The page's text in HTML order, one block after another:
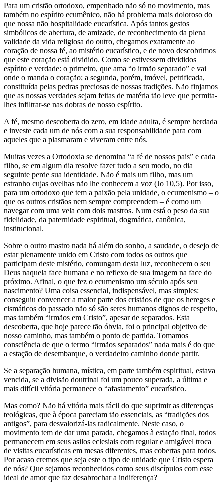
Para um cristão ortodoxo, empenhado não só no movimento, mas
também no espírito ecumênico, não há problema mais doloroso do
que nossa não hospitalidade eucarística. Após tantos gestos
simbólicos de abertura, de amizade, de reconhecimento da plena
validade da vida religiosa do outro, chegamos exatamente ao
coração de nossa fé, ao mistério eucarístico, e de novo descobrimos
que este coração está dividido. Como se estivessem divididos
espírito e verdade: o primeiro, que ama “o irmão separado” e vai
onde o manda o coração; a segunda, porém, imóvel, petrificada,
constituída pelas pedras preciosas de nossas tradições. Não finjamos
que as nossas verdades sejam feitas de matéria tão leve que permita-
lhes infiltrar-se nas dobras de nosso espírito.
A fé, mesmo descoberta do zero, em idade adulta, é sempre herdada
e investe cada um de nós com a sua responsabilidade para com
aqueles que a plasmaram e viveram entre nós.
Muitas vezes a Ortodoxia se denomina “a fé de nossos pais” e cada
filho, se em algum dia resolve fazer tudo a seu modo, no dia
seguinte perde sua identidade. Não é mais um filho, mas um
estranho cujas ovelhas não lhe conhecem a voz (Jo 10,5). Por isso,
para um ortodoxo que tem a paixão pela unidade, o ecumenismo – o
que os outros cristãos nem sempre compreendem – é como um
navegar com uma vela com dois mastros. Num está o peso da sua
fidelidade, da paternidade espiritual, dogmática, canônica,
institucional.
Sobre o outro mastro nada há além do sonho, a saudade, o desejo de
estar plenamente unido em Cristo com todos os outros que
participam deste mistério, comungam desta luz, reconhecem o seu
Deus naquela face humana e no reflexo de sua imagem na face do
próximo. Afinal, o que fez o ecumenismo um século após seu
nascimento? Uma coisa essencial, indispensável, mas simples:
conseguiu convencer a maior parte dos cristãos de que os hereges e
cismáticos do passado não só são seres humanos dignos de respeito,
mas também “irmãos em Cristo”, apesar de separados. Esta
descoberta, que hoje parece tão óbvia, foi o principal objetivo de
nosso caminho, mas também o ponto de partida. Tomamos
consciência de que o termo “irmãos separados” nada mais é do que
a estação de desembarque, o verdadeiro caminho donde partir.
Se a separação humana, mística, em parte também espiritual, estava
vencida, se a divisão doutrinal foi um pouco superada, a última e
mais difícil vitória permanece o “afastamento” eucarístico.
Mas como? Não há vitória mais fácil do que suprimir as diferenças
teológicas, que à época pareciam tão essenciais, as “tradições dos
antigos”, para desvalorizá-las radicalmente. Neste caso, o
movimento tem de dar uma parada, chegamos à estação final, todos
permanecem em seus asilos eclesiais com regular e amigável troca
de visitas eucarísticas em mesas diferentes, mas cobertas para todos.
Por acaso cremos que seja este o tipo de unidade que Cristo espera
de nós? Que sejamos reconhecidos como seus discípulos com esse
ideal de amor que faz desabrochar a indiferença?